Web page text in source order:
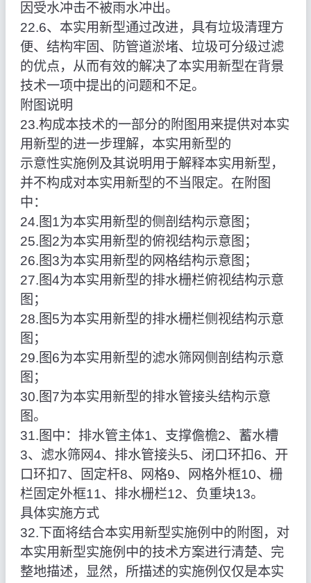
因受水冲击不被雨水冲出。
22.6、本实用新型通过改进，具有垃圾清理方
便、结构牢固、防管道淤堵、垃圾可分级过滤
的优点，从而有效的解决了本实用新型在背景
技术一项中提出的问题和不足。
附图说明
23.构成本技术的一部分的附图用来提供对本实
用新型的进一步理解，本实用新型的
示意性实施例及其说明用于解释本实用新型，
并不构成对本实用新型的不当限定。在附图
中：
24.图1为本实用新型的侧剖结构示意图；
25.图2为本实用新型的俯视结构示意图；
26.图3为本实用新型的网格结构示意图；
27.图4为本实用新型的排水栅栏俯视结构示意
图；
28.图5为本实用新型的排水栅栏侧视结构示意
图；
29.图6为本实用新型的滤水筛网侧剖结构示意
图；
30.图7为本实用新型的排水管接头结构示意
图。
31.图中：排水管主体1、支撑儋檐2、蓄水槽
3、滤水筛网4、排水管接头5、闭口环扣6、开
口环扣7、固定杆8、网格9、网格外框10、栅
栏固定外框11、排水栅栏12、负重块13。
具体实施方式
32.下面将结合本实用新型实施例中的附图，对
本实用新型实施例中的技术方案进行清楚、完
整地描述，显然，所描述的实施例仅仅是本实